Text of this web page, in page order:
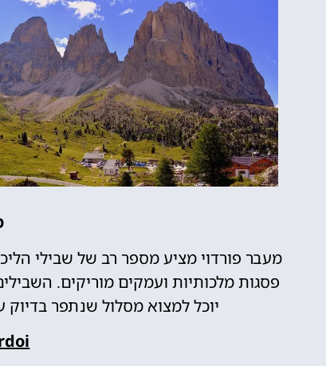
מעבר פורדוי מציע מספר רב של שבילי
פסגות מלכותיות ועמקים מוריקים.
יוכל למצוא מסלול שנתפר בדיוק